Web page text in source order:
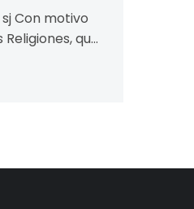
Con motivo
que
Asís estos